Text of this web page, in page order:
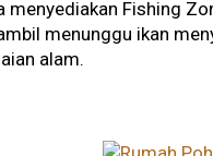
Fishing
menunggu ikan
alam.